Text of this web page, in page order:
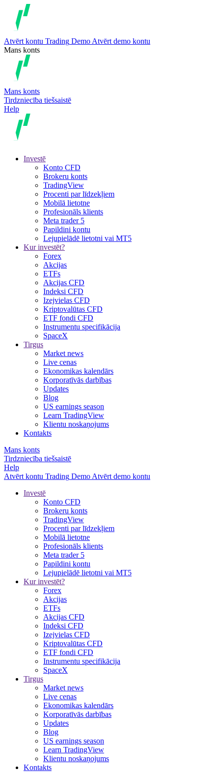
Atvērt kontu Trading Demo Atvērt demo kontu
Mans konts
Mans konts
Tirdzniecība tiešsaistē
Help
Investē
Konto CFD
Brokeru konts
TradingView
Procenti par līdzekļiem
Mobilā lietotne
Profesionāls klients
Meta trader 5
Papildini kontu
Lejupielādē lietotni vai MT5
Kur investēt?
Forex
Akcijas
ETFs
Akcijas CFD
Indeksi CFD
Izejvielas CFD
Kriptovalūtas CFD
ETF fondi CFD
Instrumentu specifikācija
SpaceX
Tirgus
Market news
Live cenas
Ekonomikas kalendārs
Korporatīvās darbības
Updates
Blog
US earnings season
Learn TradingView
Klientu noskaņojums
Kontakts
Mans konts
Tirdzniecība tiešsaistē
Help
Atvērt kontu Trading Demo Atvērt demo kontu
Investē
Konto CFD
Brokeru konts
TradingView
Procenti par līdzekļiem
Mobilā lietotne
Profesionāls klients
Meta trader 5
Papildini kontu
Lejupielādē lietotni vai MT5
Kur investēt?
Forex
Akcijas
ETFs
Akcijas CFD
Indeksi CFD
Izejvielas CFD
Kriptovalūtas CFD
ETF fondi CFD
Instrumentu specifikācija
SpaceX
Tirgus
Market news
Live cenas
Ekonomikas kalendārs
Korporatīvās darbības
Updates
Blog
US earnings season
Learn TradingView
Klientu noskaņojums
Kontakts